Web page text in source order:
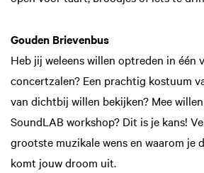
Gouden Brievenbus
Heb jij weleens willen optreden in één
concertzalen? Een prachtig kostuum
van dichtbij willen bekijken? Mee
SoundLAB workshop? Dit is je kans!
grootste muzikale wens en waarom je
komt jouw droom uit.